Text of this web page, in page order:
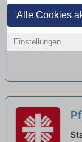
Alle Cookies
Einstellungen